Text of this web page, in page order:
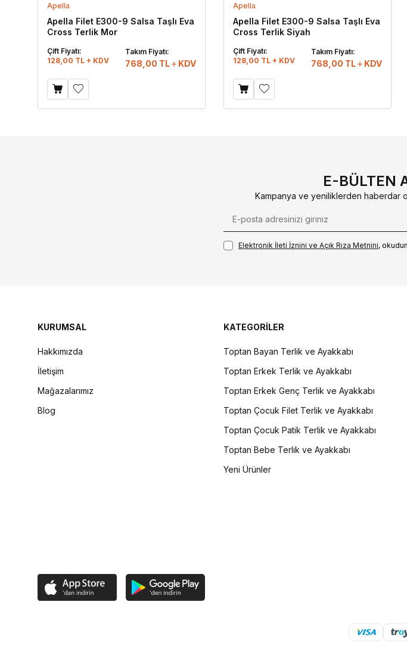
Apella
Apella Filet E300-9 Salsa Taşlı Eva
Cross Terlik Mor
Çift Fiyatı:
128,00 TL + KDV
Takım Fiyatı:
768,00 TL KDV
Apella
Apella Filet E300-9 Salsa Taşlı Eva
Cross Terlik Siyah
Çift Fiyatı:
128,00 TL + KDV
Takım Fiyatı:
768,00 TL KDV
E-BÜLTEN
Kampanya ve yeniliklerden haberdar
Elektronik İleti İzni‌ni ve Açık Rıza Metni‌ni,
KURUMSAL
Hakkımızda
İletişim
Mağazalarımız
Blog
KATEGORİLER
Toptan Bayan Terlik ve Ayakkabı
Toptan Erkek Terlik ve Ayakkabı
Toptan Erkek Genç Terlik ve Ayakkabı
Toptan Çocuk Filet Terlik ve Ayakkabı
Toptan Çocuk Patik Terlik ve Ayakkabı
Toptan Bebe Terlik ve Ayakkabı
Yeni Ürünler